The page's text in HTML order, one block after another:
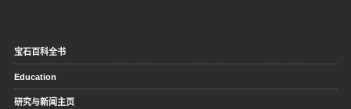
宝石百科全书
Education
研究与新闻主页